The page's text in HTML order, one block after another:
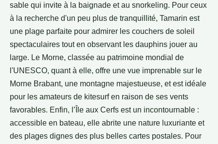
sable qui invite à la baignade et au snorkeling. Pour ceux
à la recherche d'un peu plus de tranquillité, Tamarin est
une plage parfaite pour admirer les couchers de soleil
spectaculaires tout en observant les dauphins jouer au
large. Le Morne, classée au patrimoine mondial de
l'UNESCO, quant à elle, offre une vue imprenable sur le
Morne Brabant, une montagne majestueuse, et est idéale
pour les amateurs de kitesurf en raison de ses vents
favorables. Enfin, l’Île aux Cerfs est un incontournable :
accessible en bateau, elle abrite une nature luxuriante et
des plages dignes des plus belles cartes postales. Pour